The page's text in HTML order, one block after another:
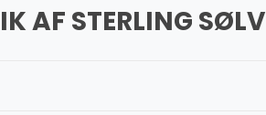
AF STERLING SØLV